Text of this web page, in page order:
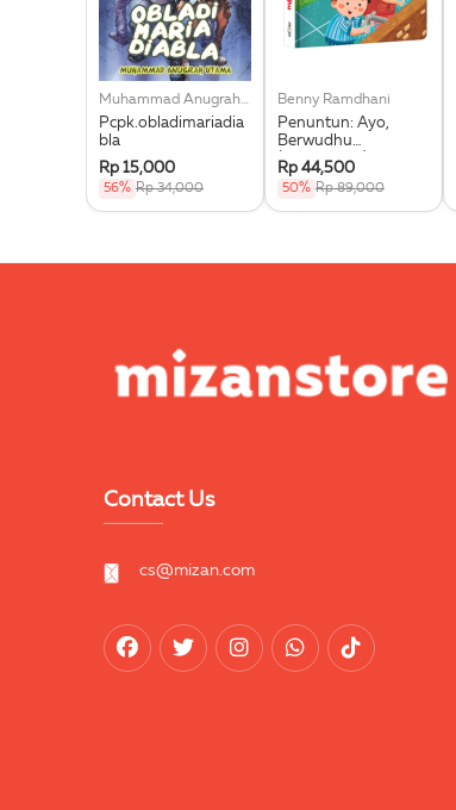
Muhammad Anugrah Utama
Pcpk.obladimariadia
bla
Rp 15,000
56% Rp 34,000
Benny Ramdhani
Penuntun: Ayo,
Berwudhu
(Boardbook)
Rp 44,500
50% Rp 89,000
Contact Us
cs@mizan.com